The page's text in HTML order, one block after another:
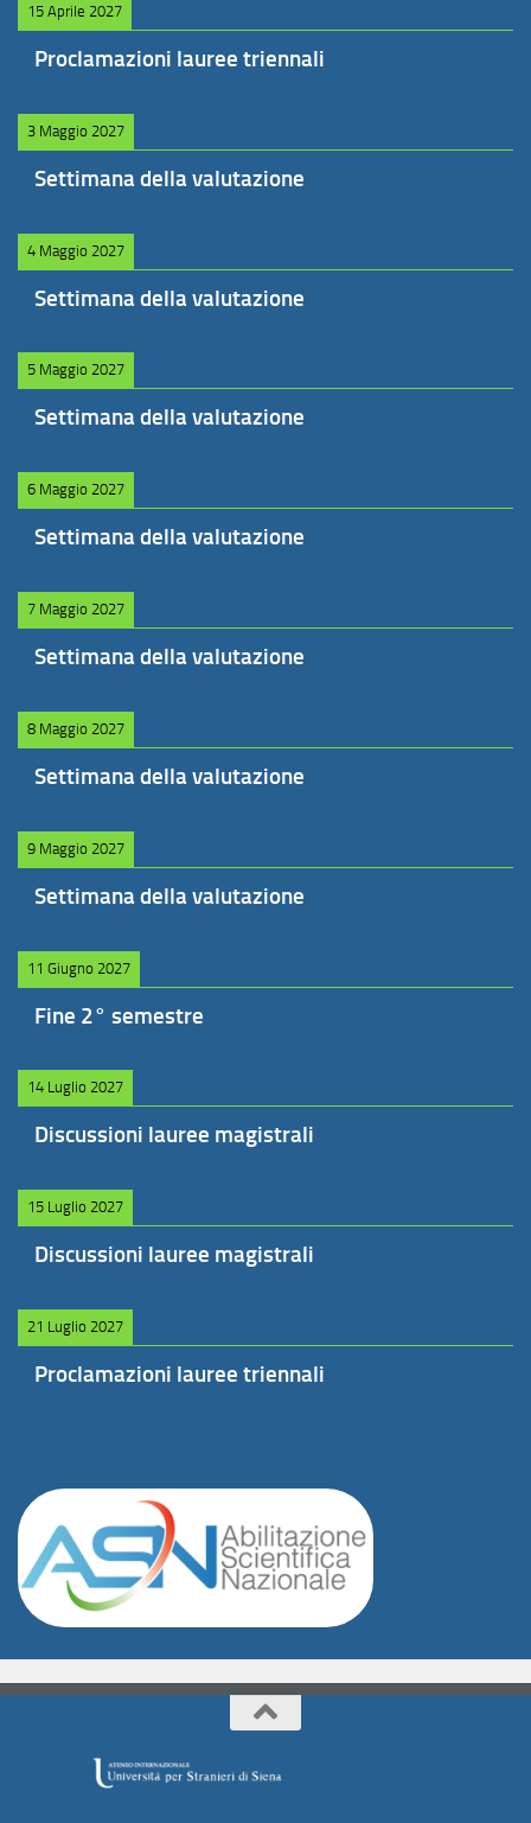
15 Aprile 2027
Proclamazioni lauree triennali
3 Maggio 2027
Settimana della valutazione
4 Maggio 2027
Settimana della valutazione
5 Maggio 2027
Settimana della valutazione
6 Maggio 2027
Settimana della valutazione
7 Maggio 2027
Settimana della valutazione
8 Maggio 2027
Settimana della valutazione
9 Maggio 2027
Settimana della valutazione
11 Giugno 2027
Fine 2° semestre
14 Luglio 2027
Discussioni lauree magistrali
15 Luglio 2027
Discussioni lauree magistrali
21 Luglio 2027
Proclamazioni lauree triennali